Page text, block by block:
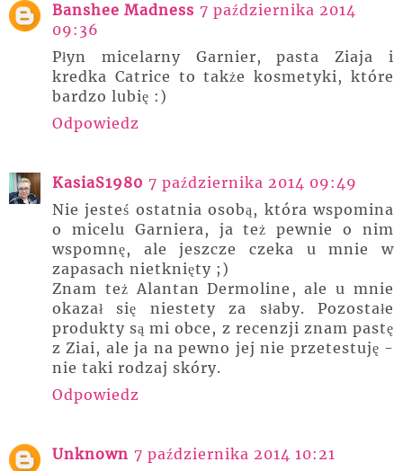
Banshee Madness 7 października 2014
09:36
Płyn micelarny Garnier, pasta Ziaja i
kredka Catrice to także kosmetyki, które
bardzo lubię :)
Odpowiedz
KasiaS1980 7 października 2014 09:49
Nie jesteś ostatnia osobą, która wspomina
o micelu Garniera, ja też pewnie o nim
wspomnę, ale jeszcze czeka u mnie w
zapasach nietknięty ;)
Znam też Alantan Dermoline, ale u mnie
okazał się niestety za słaby. Pozostałe
produkty są mi obce, z recenzji znam pastę
z Ziai, ale ja na pewno jej nie przetestuję -
nie taki rodzaj skóry.
Odpowiedz
Unknown 7 października 2014 10:21